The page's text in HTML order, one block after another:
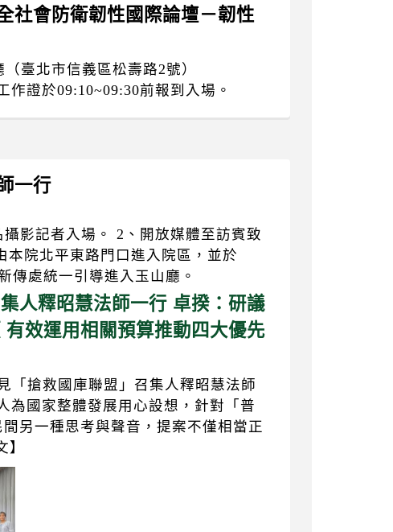
社會防衛韌性國際論壇－韌性
臺北市信義區松壽路2號）
證於09:10~09:30前報到入場。
一行
影記者入場。 2、開放媒體至訪賓致
本院北平東路門口進入院區，並於
傳處統一引導進入玉山廳。
人釋昭慧法師一行 卓揆：研議
效運用相關預算推動四大優先
「搶救國庫聯盟」召集人釋昭慧法師
為國家整體發展用心設想，針對「普
另一種思考與聲音，提案不僅相當正